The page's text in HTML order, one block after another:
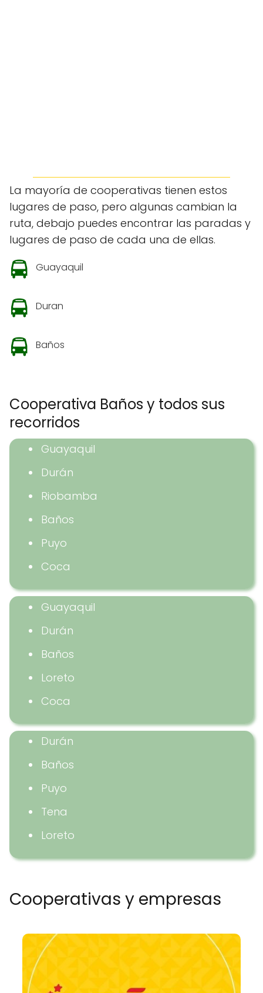
La mayoría de cooperativas tienen estos
lugares de paso, pero algunas cambian la
ruta, debajo puedes encontrar las paradas y
lugares de paso de cada una de ellas.
Guayaquil
Duran
Baños
Cooperativa Baños y todos sus
recorridos
Guayaquil
Durán
Riobamba
Baños
Puyo
Coca
Guayaquil
Durán
Baños
Loreto
Coca
Durán
Baños
Puyo
Tena
Loreto
Cooperativas y empresas